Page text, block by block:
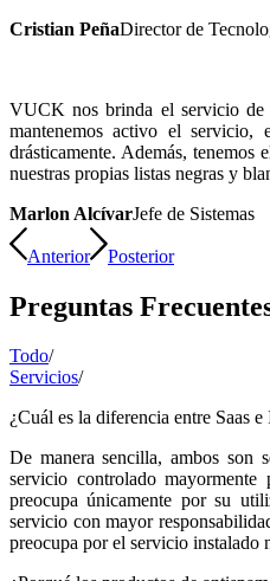
Cristian PeñaDirector de
VUCK nos brinda el servicio de
mantenemos activo el servicio,
drásticamente. Además,
nuestras propias listas negras y
Marlon AlcívarJefe de Sistemas
Anterior Posterior
Preguntas
Todo/
Servicios/
¿Cuál es la diferencia entre Saas e
De manera sencilla, ambos son
servicio controlado
preocupa únicamente por su
servicio con mayor
preocupa por el servicio instalado